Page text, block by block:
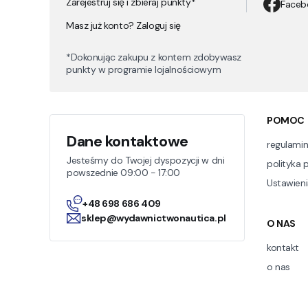
Masz już konto? Zaloguj się
*Dokonując zakupu z kontem zdobywasz
punkty w programie lojalnościowym
Dane kontaktowe
Jesteśmy do Twojej dyspozycji w dni
powszednie 09:00 - 17:00
+48 698 686 409
sklep@wydawnictwonautica.pl
Linki
POMOC
regulamin
polityka
O NAS
kontakt
o nas